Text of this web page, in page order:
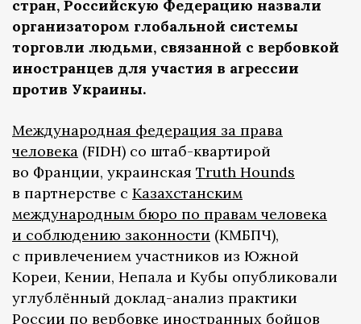
стран, Российскую Федерацию назвали
организатором глобальной системы
торговли людьми, связанной с вербовкой
иностранцев для участия в агрессии
против Украины.
Международная федерация за права
человека (FIDH) со штаб-квартирой
во Франции, украинская Truth Hounds
в партнерстве с Казахстанским
международным бюро по правам человека
и соблюдению законности (КМБПЧ),
с привлечением участников из Южной
Кореи, Кении, Непала и Кубы опубликовали
углублённый доклад-анализ практики
России по вербовке иностранных бойцов